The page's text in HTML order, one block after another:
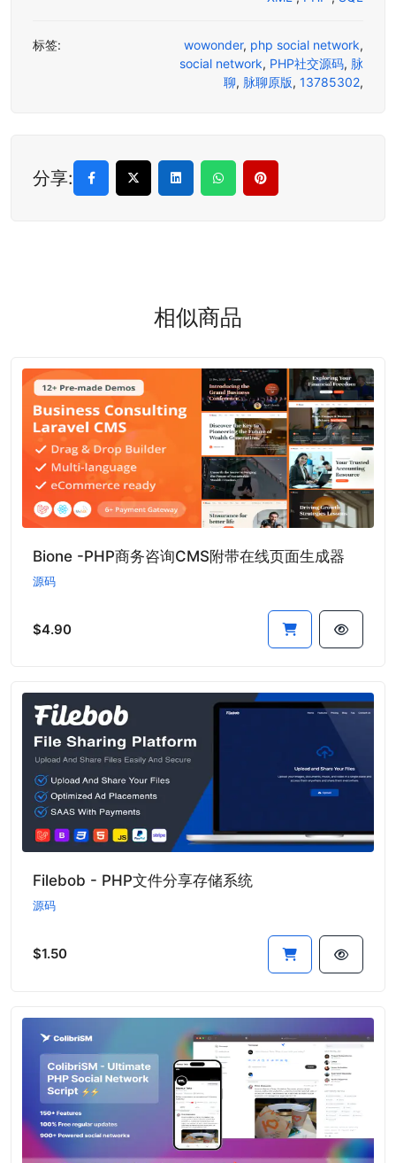
标签: wowonder, php social network,
social network, PHP社交源码, 脉
聊, 脉聊原版, 13785302,
分享:
相似商品
Bione -PHP商务咨询CMS附带在线页面生成器
源码
$4.90
Filebob - PHP文件分享存储系统
源码
$1.50